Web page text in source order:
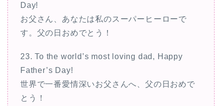
Day!
お父さん、あなたは私のスーパーヒーローで
す。父の日おめでとう！
23. To the world’s most loving dad, Happy
Father’s Day!
世界で一番愛情深いお父さんへ、父の日おめで
とう！